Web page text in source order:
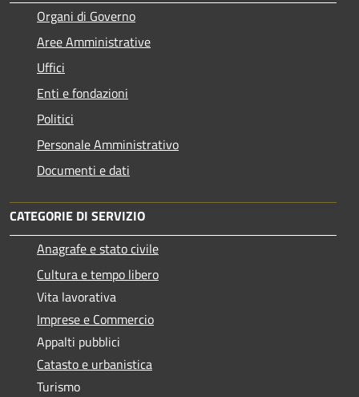
Organi di Governo
Aree Amministrative
Uffici
Enti e fondazioni
Politici
Personale Amministrativo
Documenti e dati
CATEGORIE DI SERVIZIO
Anagrafe e stato civile
Cultura e tempo libero
Vita lavorativa
Imprese e Commercio
Appalti pubblici
Catasto e urbanistica
Turismo